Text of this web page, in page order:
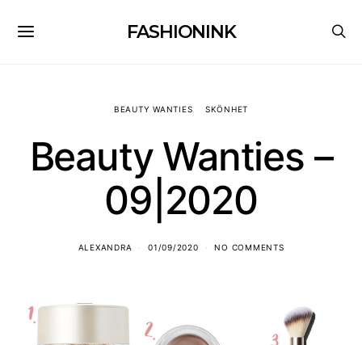
FASHIONINK
BEAUTY WANTIES SKÖNHET
Beauty Wanties –
09|2020
ALEXANDRA 01/09/2020 NO COMMENTS